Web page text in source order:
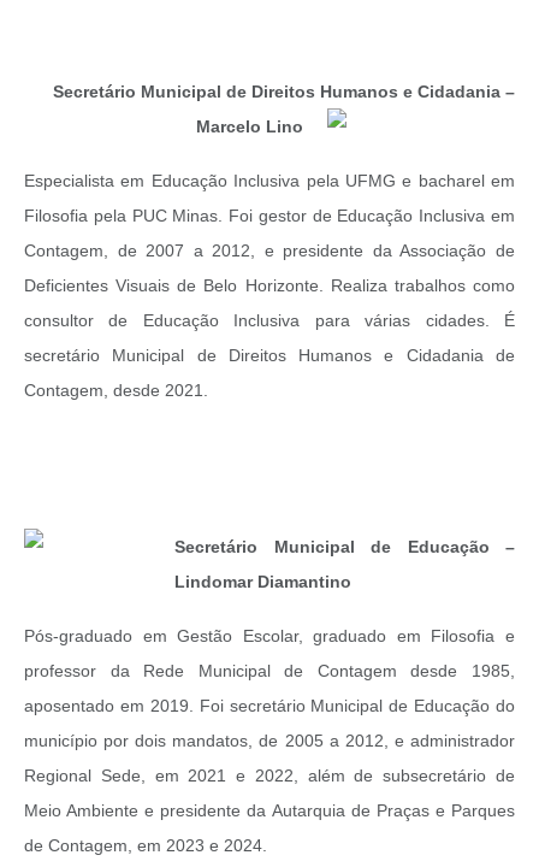
Secretário Municipal de Direitos Humanos e Cidadania –
Marcelo Lino
Especialista em Educação Inclusiva pela UFMG e bacharel em
Filosofia pela PUC Minas. Foi gestor de Educação Inclusiva em
Contagem, de 2007 a 2012, e presidente da Associação de
Deficientes Visuais de Belo Horizonte. Realiza trabalhos como
consultor de Educação Inclusiva para várias cidades. É
secretário Municipal de Direitos Humanos e Cidadania de
Contagem, desde 2021.
Secretário Municipal de Educação –
Lindomar Diamantino
Pós-graduado em Gestão Escolar, graduado em Filosofia e
professor da Rede Municipal de Contagem desde 1985,
aposentado em 2019. Foi secretário Municipal de Educação do
município por dois mandatos, de 2005 a 2012, e administrador
Regional Sede, em 2021 e 2022, além de subsecretário de
Meio Ambiente e presidente da Autarquia de Praças e Parques
de Contagem, em 2023 e 2024.